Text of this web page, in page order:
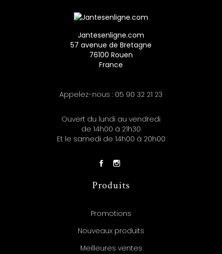
Jantesenligne.com
57 avenue de Bretagne
76100 Rouen
France
Appelez-nous : 05 90 32 21 23
Ouvert du lundi au vendredi
de 14h00 à 21h30
Et le samedi de 14h00 à 20h00
Produits
Promotions
Nouveaux produits
Meilleures ventes